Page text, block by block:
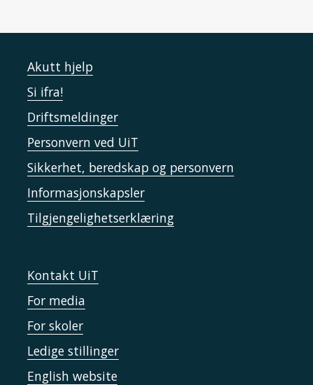
Akutt hjelp
Si ifra!
Driftsmeldinger
Personvern ved UiT
Sikkerhet, beredskap og personvern
Informasjonskapsler
Tilgjengelighetserklæring
Kontakt UiT
For media
For skoler
Ledige stillinger
English website